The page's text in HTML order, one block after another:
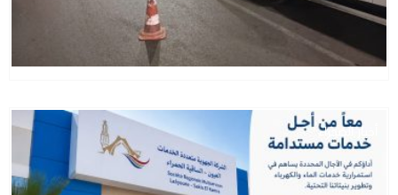
أخبار الصحراء